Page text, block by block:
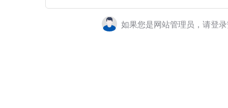
如果您是网站管理员，请登